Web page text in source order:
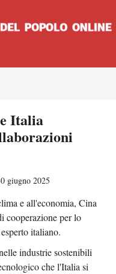
Italia
giugno 2025
e all'economia, Cina
cooperazione per lo
italiano.
industrie sostenibili
che l'Italia si